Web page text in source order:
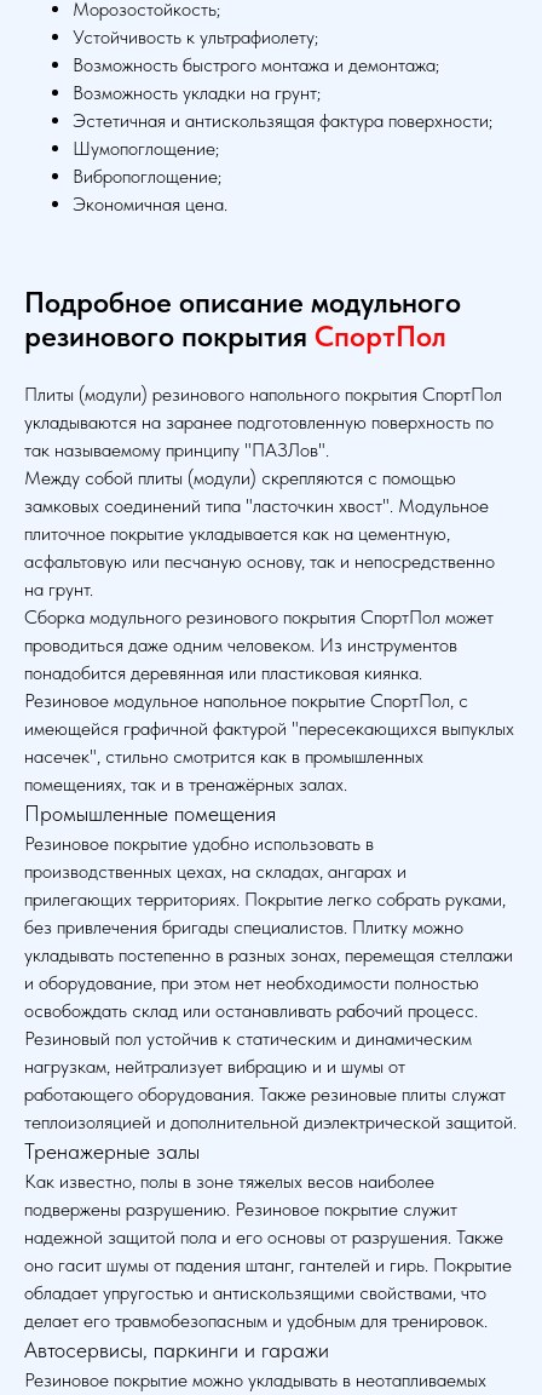
Морозостойкость;
Устойчивость к ультрафиолету;
Возможность быстрого монтажа и демонтажа;
Возможность укладки на грунт;
Эстетичная и антискользящая фактура поверхности;
Шумопоглощение;
Вибропоглощение;
Экономичная цена.
Подробное описание модульного
резинового покрытия СпортПол
Плиты (модули) резинового напольного покрытия СпортПол
укладываются на заранее подготовленную поверхность по
так называемому принципу "ПАЗЛов".
Между собой плиты (модули) скрепляются с помощью
замковых соединений типа "ласточкин хвост". Модульное
плиточное покрытие укладывается как на цементную,
асфальтовую или песчаную основу, так и непосредственно
на грунт.
Сборка модульного резинового покрытия СпортПол может
проводиться даже одним человеком. Из инструментов
понадобится деревянная или пластиковая киянка.
Резиновое модульное напольное покрытие СпортПол, с
имеющейся графичной фактурой "пересекающихся выпуклых
насечек", стильно смотрится как в промышленных
помещениях, так и в тренажёрных залах.
Промышленные помещения
Резиновое покрытие удобно использовать в
производственных цехах, на складах, ангарах и
прилегающих территориях. Покрытие легко собрать руками,
без привлечения бригады специалистов. Плитку можно
укладывать постепенно в разных зонах, перемещая стеллажи
и оборудование, при этом нет необходимости полностью
освобождать склад или останавливать рабочий процесс.
Резиновый пол устойчив к статическим и динамическим
нагрузкам, нейтрализует вибрацию и и шумы от
работающего оборудования. Также резиновые плиты служат
теплоизоляцией и дополнительной диэлектрической защитой.
Тренажерные залы
Как известно, полы в зоне тяжелых весов наиболее
подвержены разрушению. Резиновое покрытие служит
надежной защитой пола и его основы от разрушения. Также
оно гасит шумы от падения штанг, гантелей и гирь. Покрытие
обладает упругостью и антискользящими свойствами, что
делает его травмобезопасным и удобным для тренировок.
Автосервисы, паркинги и гаражи
Резиновое покрытие можно укладывать в неотапливаемых